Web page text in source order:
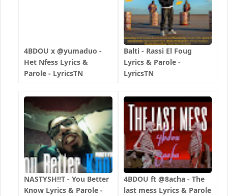
4BDOU x ‪@yumaduo‬ -
Het Nfess Lyrics &
Parole - LyricsTN
Balti - Rassi El Foug
Lyrics & Parole -
LyricsTN
NASTYSH!!T - You Better
Know Lyrics & Parole -
4BDOU ft ‪@8acha‬ - The
last mess Lyrics & Parole